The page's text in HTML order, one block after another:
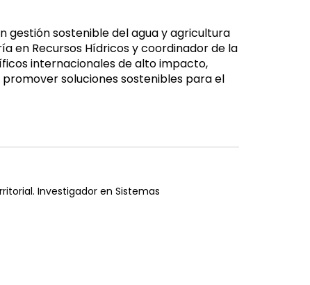
gestión sostenible del agua y agricultura
en Recursos Hídricos y coordinador de la
internacionales de alto impacto,
soluciones sostenibles para el
Investigador en Sistemas